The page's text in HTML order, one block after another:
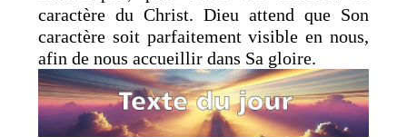
caractère du Christ. Dieu attend que Son
caractère soit parfaitement visible en nous,
afin de nous accueillir dans Sa gloire.